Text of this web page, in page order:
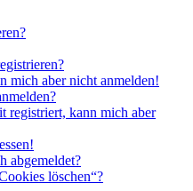
mich aber nicht anmelden!
registriert, kann mich aber
abgemeldet?
löschen“?